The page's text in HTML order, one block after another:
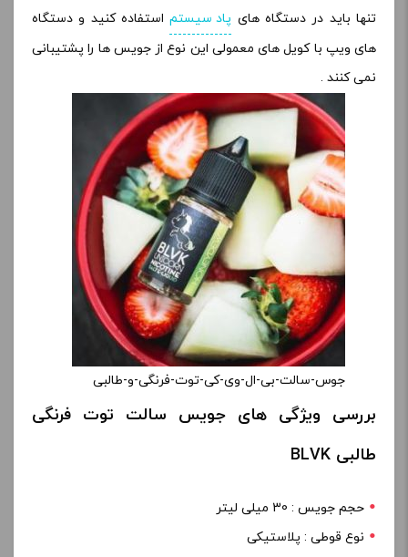
تنها باید در دستگاه های پاد سیستماستفاده کنید و دستگاه
های ویپ با کویل های معمولی این نوع از جویس ها را پشتیبانی
نمی کنند .
جوس-سالت-بی-ال-وی-کی-توت-فرنگی-و-طالبی
بررسی ویژگی های جویس سالت توت فرنگی
طالبی BLVK
حجم جویس : 30 میلی لیتر
نوع قوطی : پلاستیکی